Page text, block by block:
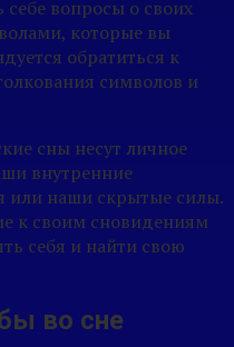
себе вопросы о своих
которые вы
обратиться к
символов и
сны несут личное
внутренние
или наши скрытые силы.
к своим сновидениям
себя и найти свою
во сне